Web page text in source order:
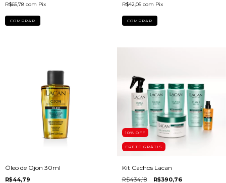
R$65,78 com Pix R$42,05 com Pix
Óleo de Ojon 30ml
R$44,79
10% OFF
FRETE GRÁTIS
Kit Cachos Lacan
R$434,18 R$390,76